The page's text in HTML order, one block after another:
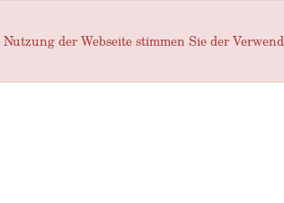
der Webseite stimmen Sie der